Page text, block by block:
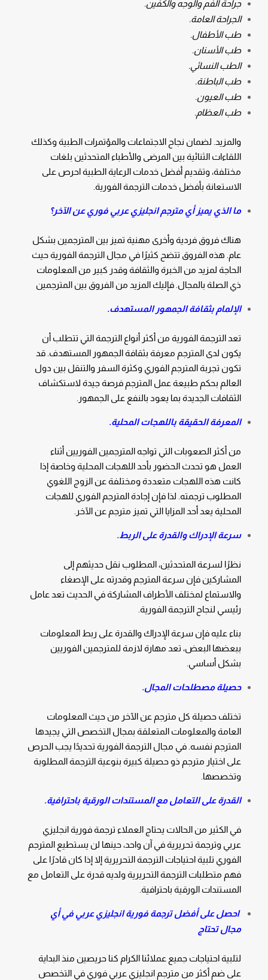
جراحة الفم والوجه والكفين.
الجراحة العامة.
طب الأطفال.
طب الأسنان.
الطب النسائي.
طب الباطنة.
طب العيون.
طب العظام.
والمزيد. لضمان نجاح الاجتماعات والمؤتمرات الطبية وكذلك
اللقاءات الثنائية بين المرضى والأطباء المتحدثين بلغات
مختلفة، وتقديم أفضل خدمات الرعاية الطبية احرص على
الاستعانة بأفضل خدمات الترجمة الفورية.
ما الذي يميز أي مترجم انجليزي عربي فوري عن الآخر؟
هناك فروق فردية وأخرى مهنية تميز بين المترجمين بشكل
عام. هذه الفروق تتضح كثيرًا في مجال الترجمة الفورية حيث
الحاجة لمزيد من الخبرة والثقافة وقدر كبير من المعلومات
ذي الصلة بالمجال. فإليك المزيد من الفروق بين المترجمين
الإلمام بثقافة الجمهور المستهدف.
تعد الترجمة الفورية من أكثر أنواع الترجمة التي تتطلب أن
يكون لدى المترجم معرفة بثقافة الجمهور المستهدف. قد
تكون تجربة المترجم الفوري وكثرة السفر والتنقل بين دول
العالم بحكم طبيعة عمل المترجم فرصة جيدة لاستكشاف
الثقافات الجديدة بما يعود بالنفع على الجمهور.
المعرفة الحقيقة باللهجات المحلية.
من أكثر الصعوبات التي تواجه المترجمين الفوريين أثناء
العمل هو تحدث الحضور بأحد اللهجات المحلية وخاصة إذا
كانت هذه اللهجات متعددة ومختلفة عن الزوج اللغوي
المطلوب ترجمته. لذا فإن إجادة المترجم الفوري للهجات
المحلية يعد أحد المزايا التي تميز مترجم عن الآخر.
سرعة الإدراك والقدرة على الربط.
نظرًا لسرعة المتحدثين، المطلوب نقل حديثهم إلى
المشاركين فإن سرعة المترجم وقدرته على الإصغاء
والاستماع لمختلف الأطراف المشاركة في الحديث تعد عامل
رئيسي لنجاح الترجمة الفورية.
بناء عليه فإن سرعة الإدراك والقدرة على ربط المعلومات
ببعضها البعض، تعد مهارة لازمة للمترجمين الفوريين
بشكل أساسي.
حصيلة مصطلحات المجال.
تختلف حصيلة كل مترجم عن الآخر من حيث المعلومات
العامة والمعلومات المتعلقة بمجال التخصص التي يجيدها
المترجم نفسه. في مجال الترجمة الفورية تحديدًا يجب الحرص
على اختيار مترجم ذو حصيلة كبيرة بنوعية الترجمة المطلوبة
وتخصصها.
القدرة على التعامل مع المستندات الورقية باحترافية.
في الكثير من الحالات يحتاج العملاء ترجمة فورية انجليزي
عربي وترجمة تحريرية في آن واحد، حينها لن يستطيع المترجم
الفوري تلبية احتياجات الترجمة التحريرية إلا إذا كان قادرًا على
فهم متطلبات الترجمة التحريرية ولديه قدرة على التعامل مع
المستندات الورقية باحترافية.
احصل على أفضل ترجمة فورية انجليزي عربي في أي
مجال تحتاج
لتلبية احتياجات جميع عملائنا الكرام كنا حريصين منذ البداية
على ضم أكثر من مترجم انجليزي عربي فوري في التخصص